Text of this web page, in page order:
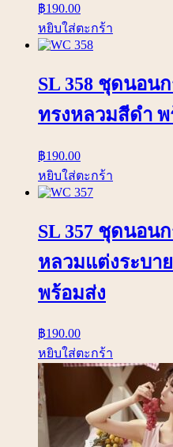
฿190.00
หยิบใส่ตะกร้า
SL 358 ชุดนอน
ทรงหลวมสีดำ พ
฿190.00
หยิบใส่ตะกร้า
SL 357 ชุดนอน
หลวมแต่งระบา
พร้อมส่ง
฿190.00
หยิบใส่ตะกร้า